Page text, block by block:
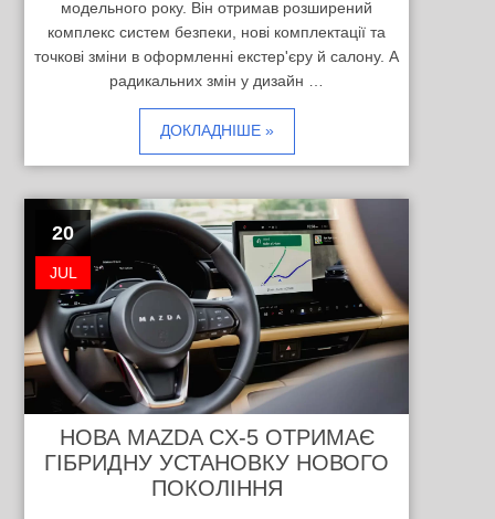
модельного року. Він отримав розширений
комплекс систем безпеки, нові комплектації та
точкові зміни в оформленні екстер'єру й салону. А
радикальних змін у дизайн …
ДОКЛАДНІШЕ »
20
JUL
НОВА MAZDA CX-5 ОТРИМАЄ
ГІБРИДНУ УСТАНОВКУ НОВОГО
ПОКОЛІННЯ